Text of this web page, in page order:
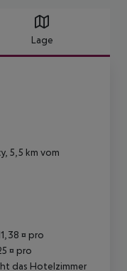
Lage
5,5 km vom
¤ pro
¤ pro
das Hotelzimmer